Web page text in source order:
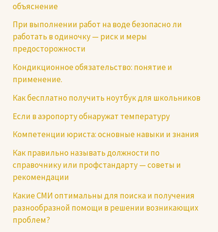
объяснение
При выполнении работ на воде безопасно ли
работать в одиночку — риск и меры
предосторожности
Кондикционное обязательство: понятие и
применение.
Как бесплатно получить ноутбук для школьников
Если в аэропорту обнаружат температуру
Компетенции юриста: основные навыки и знания
Как правильно называть должности по
справочнику или профстандарту — советы и
рекомендации
Какие СМИ оптимальны для поиска и получения
разнообразной помощи в решении возникающих
проблем?